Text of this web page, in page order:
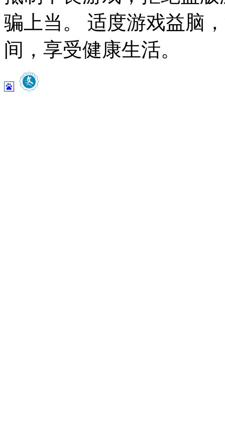
骗上当。 适度游戏益脑
间，享受健康生活。